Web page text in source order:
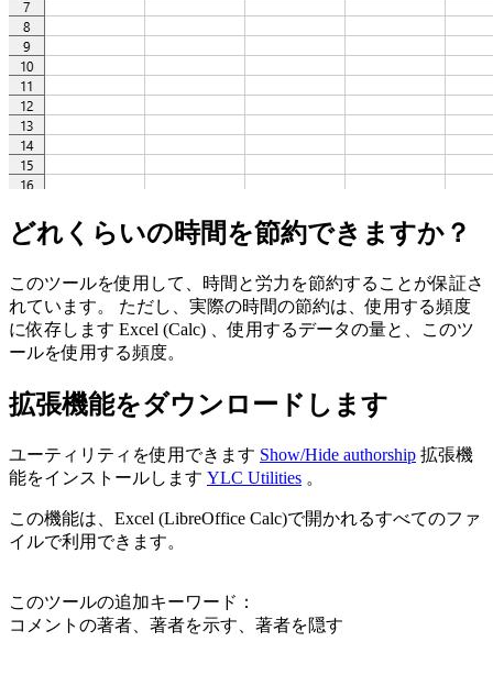
どれくらいの時間を節約できますか？
このツールを使用して、時間と労力を節約することが保証さ
れています。 ただし、実際の時間の節約は、使用する頻度
に依存します Excel (Calc) 、使用するデータの量と、このツ
ールを使用する頻度。
拡張機能をダウンロードします
ユーティリティを使用できます Show/Hide authorship 拡張機
能をインストールします YLC Utilities 。
この機能は、Excel (LibreOffice Calc)で開かれるすべてのファ
イルで利用できます。
このツールの追加キーワード：
コメントの著者、著者を示す、著者を隠す